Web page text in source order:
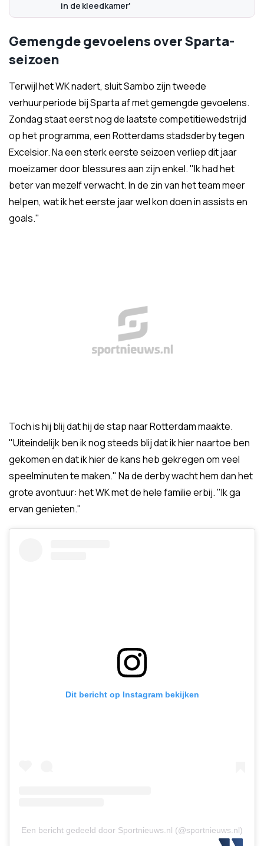
in de kleedkamer'
Gemengde gevoelens over Sparta-
seizoen
Terwijl het WK nadert, sluit Sambo zijn tweede
verhuurperiode bij Sparta af met gemengde gevoelens.
Zondag staat eerst nog de laatste competitiewedstrijd
op het programma, een Rotterdams stadsderby tegen
Excelsior. Na een sterk eerste seizoen verliep dit jaar
moeizamer door blessures aan zijn enkel. "Ik had het
beter van mezelf verwacht. In de zin van het team meer
helpen, wat ik het eerste jaar wel kon doen in assists en
goals."
Toch is hij blij dat hij de stap naar Rotterdam maakte.
"Uiteindelijk ben ik nog steeds blij dat ik hier naartoe ben
gekomen en dat ik hier de kans heb gekregen om veel
speelminuten te maken." Na de derby wacht hem dan het
grote avontuur: het WK met de hele familie erbij. "Ik ga
ervan genieten."
Dit bericht op Instagram bekijken
Een bericht gedeeld door Sportnieuws.nl (@sportnieuws.nl)